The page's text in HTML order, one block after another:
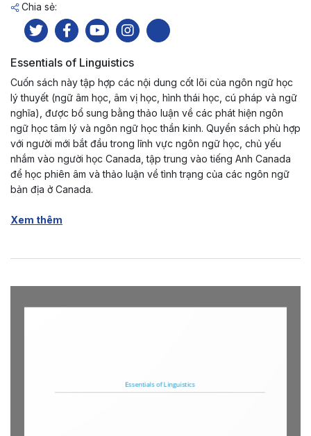
Chia sẻ:
Essentials of Linguistics
Cuốn sách này tập hợp các nội dung cốt lõi của ngôn ngữ học
lý thuyết (ngữ âm học, âm vị học, hình thái học, cú pháp và ngữ
nghĩa), được bổ sung bằng thảo luận về các phát hiện ngôn
ngữ học tâm lý và ngôn ngữ học thần kinh. Quyển sách phù hợp
với người mới bắt đầu trong lĩnh vực ngôn ngữ học, chủ yếu
nhắm vào người học Canada, tập trung vào tiếng Anh Canada
để học phiên âm và thảo luận về tình trạng của các ngôn ngữ
bản địa ở Canada.
Xem thêm